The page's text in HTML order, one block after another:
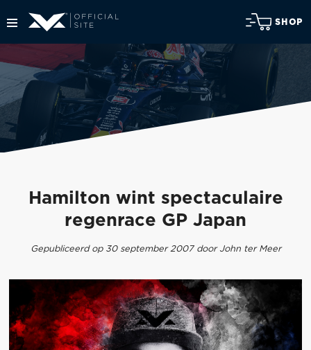
SHOP
Hamilton wint spectaculaire
regenrace GP Japan
Gepubliceerd op 30 september 2007 door John ter Meer